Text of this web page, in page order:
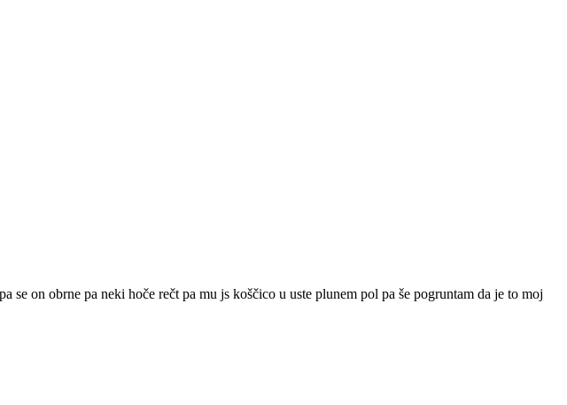
se on obrne pa neki hoče rečt pa mu js koščico u uste plunem pol pa še pogruntam da je to moj